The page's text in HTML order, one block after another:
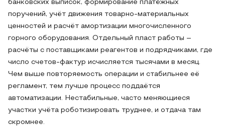
банковских выписок, формирование платёжных
поручений, учёт движения товарно-материальных
ценностей и расчёт амортизации многочисленного
горного оборудования. Отдельный пласт работы –
расчёты с поставщиками реагентов и подрядчиками, где
число счетов-фактур исчисляется тысячами в месяц.
Чем выше повторяемость операции и стабильнее её
регламент, тем лучше процесс поддаётся
автоматизации. Нестабильные, часто меняющиеся
участки учёта роботизировать труднее, и отдача там
скромнее.